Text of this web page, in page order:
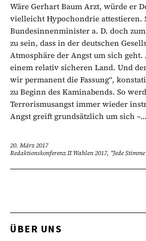
Wäre Gerhart Baum Arzt, würde er
vielleicht Hypochondrie attestieren.
Bundesinnenminister a. D. doch
zu sein, dass in der deutschen
Atmosphäre der Angst um sich geht.
einem relativ sicheren Land. Und
wir permanent die Fassung“,
zu Beginn des Kaminabends. So
Terrorismusangst immer wieder
Angst greift grundsätzlich um sich –...
20. März 2017
Redaktionskonferenz II Wahlen 2017, "Jede
ÜBER UNS